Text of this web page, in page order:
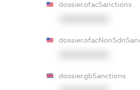
dossier.ofacSanctions
dossier.gbSanctions